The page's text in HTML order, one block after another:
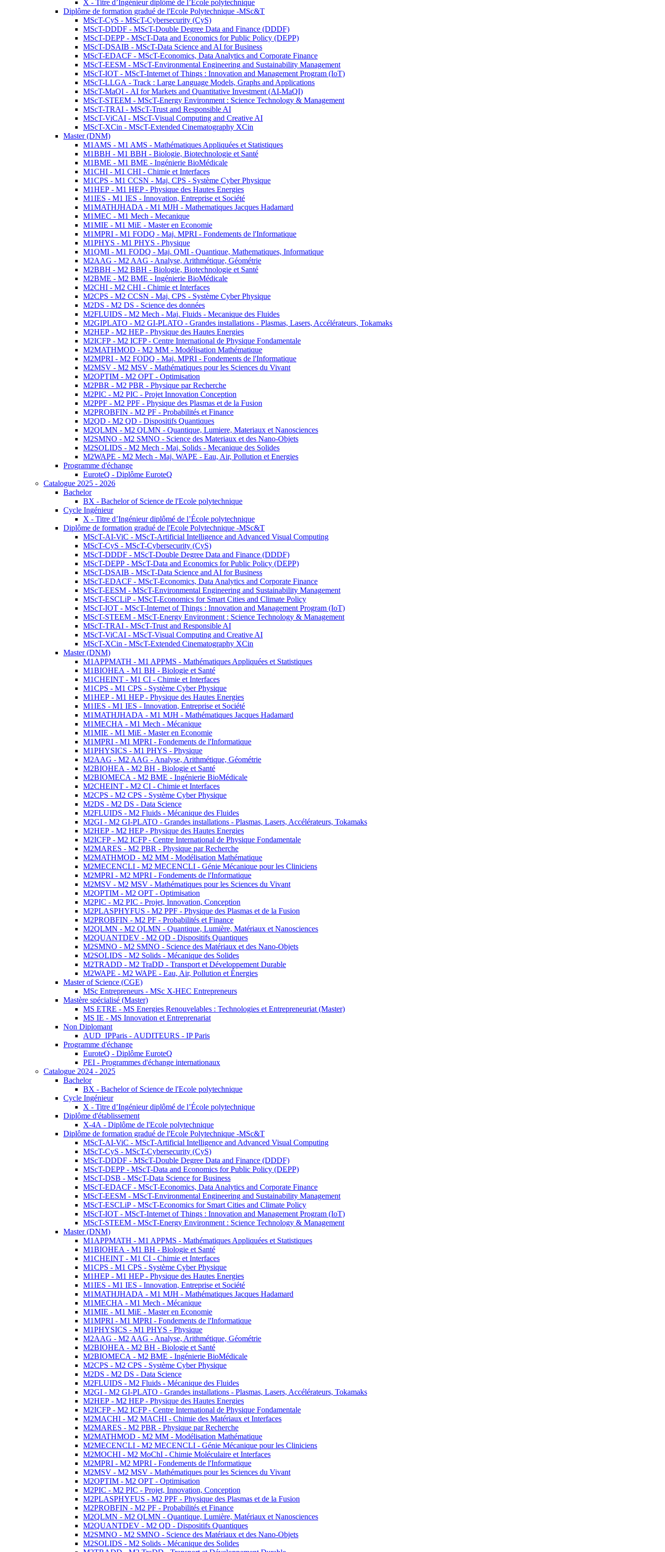
X - Titre d’Ingénieur diplômé de l’École polytechnique
Diplôme de formation gradué de l'Ecole Polytechnique -MSc&T
MScT-CyS - MScT-Cybersecurity (CyS)
MScT-DDDF - MScT-Double Degree Data and Finance (DDDF)
MScT-DEPP - MScT-Data and Economics for Public Policy (DEPP)
MScT-DSAIB - MScT-Data Science and AI for Business
MScT-EDACF - MScT-Economics, Data Analytics and Corporate Finance
MScT-EESM - MScT-Environmental Engineering and Sustainability Management
MScT-IOT - MScT-Internet of Things : Innovation and Management Program (IoT)
MScT-LLGA - Track : Large Language Models, Graphs and Applications
MScT-MaQI - AI for Markets and Quantitative Investment (AI-MaQI)
MScT-STEEM - MScT-Energy Environment : Science Technology & Management
MScT-TRAI - MScT-Trust and Responsible AI
MScT-ViCAI - MScT-Visual Computing and Creative AI
MScT-XCin - MScT-Extended Cinematography XCin
Master (DNM)
M1AMS - M1 AMS - Mathématiques Appliquées et Statistiques
M1BBH - M1 BBH - Biologie, Biotechnologie et Santé
M1BME - M1 BME - Ingénierie BioMédicale
M1CHI - M1 CHI - Chimie et Interfaces
M1CPS - M1 CCSN - Maj. CPS - Système Cyber Physique
M1HEP - M1 HEP - Physique des Hautes Energies
M1IES - M1 IES - Innovation, Entreprise et Société
M1MATHJHADA - M1 MJH - Mathematiques Jacques Hadamard
M1MEC - M1 Mech - Mecanique
M1MIE - M1 MiE - Master en Economie
M1MPRI - M1 FODQ - Maj. MPRI - Fondements de l'Informatique
M1PHYS - M1 PHYS - Physique
M1QMI - M1 FODQ - Maj. QMI - Quantique, Mathematiques, Informatique
M2AAG - M2 AAG - Analyse, Arithmétique, Géométrie
M2BBH - M2 BBH - Biologie, Biotechnologie et Santé
M2BME - M2 BME - Ingénierie BioMédicale
M2CHI - M2 CHI - Chimie et Interfaces
M2CPS - M2 CCSN - Maj. CPS - Système Cyber Physique
M2DS - M2 DS - Science des données
M2FLUIDS - M2 Mech - Maj. Fluids - Mecanique des Fluides
M2GIPLATO - M2 GI-PLATO - Grandes installations - Plasmas, Lasers, Accélérateurs, Tokamaks
M2HEP - M2 HEP - Physique des Hautes Energies
M2ICFP - M2 ICFP - Centre International de Physique Fondamentale
M2MATHMOD - M2 MM - Modélisation Mathématique
M2MPRI - M2 FODQ - Maj. MPRI - Fondements de l'Informatique
M2MSV - M2 MSV - Mathématiques pour les Sciences du Vivant
M2OPTIM - M2 OPT - Optimisation
M2PBR - M2 PBR - Physique par Recherche
M2PIC - M2 PIC - Projet Innovation Conception
M2PPF - M2 PPF - Physique des Plasmas et de la Fusion
M2PROBFIN - M2 PF - Probabilités et Finance
M2QD - M2 QD - Dispositifs Quantiques
M2QLMN - M2 QLMN - Quantique, Lumiere, Materiaux et Nanosciences
M2SMNO - M2 SMNO - Science des Materiaux et des Nano-Objets
M2SOLIDS - M2 Mech - Maj. Solids - Mecanique des Solides
M2WAPE - M2 Mech - Maj. WAPE - Eau, Air, Pollution et Energies
Programme d'échange
EuroteQ - Diplôme EuroteQ
Catalogue 2025 - 2026
Bachelor
BX - Bachelor of Science de l'Ecole polytechnique
Cycle Ingénieur
X - Titre d’Ingénieur diplômé de l’École polytechnique
Diplôme de formation gradué de l'Ecole Polytechnique -MSc&T
MScT-AI-ViC - MScT-Artificial Intelligence and Advanced Visual Computing
MScT-CyS - MScT-Cybersecurity (CyS)
MScT-DDDF - MScT-Double Degree Data and Finance (DDDF)
MScT-DEPP - MScT-Data and Economics for Public Policy (DEPP)
MScT-DSAIB - MScT-Data Science and AI for Business
MScT-EDACF - MScT-Economics, Data Analytics and Corporate Finance
MScT-EESM - MScT-Environmental Engineering and Sustainability Management
MScT-ESCLiP - MScT-Economics for Smart Cities and Climate Policy
MScT-IOT - MScT-Internet of Things : Innovation and Management Program (IoT)
MScT-STEEM - MScT-Energy Environment : Science Technology & Management
MScT-TRAI - MScT-Trust and Responsible AI
MScT-ViCAI - MScT-Visual Computing and Creative AI
MScT-XCin - MScT-Extended Cinematography XCin
Master (DNM)
M1APPMATH - M1 APPMS - Mathématiques Appliquées et Statistiques
M1BIOHEA - M1 BH - Biologie et Santé
M1CHEINT - M1 CI - Chimie et Interfaces
M1CPS - M1 CPS - Système Cyber Physique
M1HEP - M1 HEP - Physique des Hautes Energies
M1IES - M1 IES - Innovation, Entreprise et Société
M1MATHJHADA - M1 MJH - Mathématiques Jacques Hadamard
M1MECHA - M1 Mech - Mécanique
M1MIE - M1 MiE - Master en Economie
M1MPRI - M1 MPRI - Fondements de l'Informatique
M1PHYSICS - M1 PHYS - Physique
M2AAG - M2 AAG - Analyse, Arithmétique, Géométrie
M2BIOHEA - M2 BH - Biologie et Santé
M2BIOMECA - M2 BME - Ingénierie BioMédicale
M2CHEINT - M2 CI - Chimie et Interfaces
M2CPS - M2 CPS - Système Cyber Physique
M2DS - M2 DS - Data Science
M2FLUIDS - M2 Fluids - Mécanique des Fluides
M2GI - M2 GI-PLATO - Grandes installations - Plasmas, Lasers, Accélérateurs, Tokamaks
M2HEP - M2 HEP - Physique des Hautes Energies
M2ICFP - M2 ICFP - Centre International de Physique Fondamentale
M2MARES - M2 PBR - Physique par Recherche
M2MATHMOD - M2 MM - Modélisation Mathématique
M2MECENCLI - M2 MECENCLI - Génie Mécanique pour les Cliniciens
M2MPRI - M2 MPRI - Fondements de l'Informatique
M2MSV - M2 MSV - Mathématiques pour les Sciences du Vivant
M2OPTIM - M2 OPT - Optimisation
M2PIC - M2 PIC - Projet, Innovation, Conception
M2PLASPHYFUS - M2 PPF - Physique des Plasmas et de la Fusion
M2PROBFIN - M2 PF - Probabilités et Finance
M2QLMN - M2 QLMN - Quantique, Lumière, Matériaux et Nanosciences
M2QUANTDEV - M2 QD - Dispositifs Quantiques
M2SMNO - M2 SMNO - Science des Matériaux et des Nano-Objets
M2SOLIDS - M2 Solids - Mécanique des Solides
M2TRADD - M2 TraDD - Transport et Développement Durable
M2WAPE - M2 WAPE - Eau, Air, Pollution et Énergies
Master of Science (CGE)
MSc Entrepreneurs - MSc X-HEC Entrepreneurs
Mastère spécialisé (Master)
MS ETRE - MS Energies Renouvelables : Technologies et Entrepreneuriat (Master)
MS IE - MS Innovation et Entreprenariat
Non Diplomant
AUD_IPParis - AUDITEURS - IP Paris
Programme d'échange
EuroteQ - Diplôme EuroteQ
PEI - Programmes d'échange internationaux
Catalogue 2024 - 2025
Bachelor
BX - Bachelor of Science de l'Ecole polytechnique
Cycle Ingénieur
X - Titre d’Ingénieur diplômé de l’École polytechnique
Diplôme d'établissement
X-4A - Diplôme de l'Ecole polytechnique
Diplôme de formation gradué de l'Ecole Polytechnique -MSc&T
MScT-AI-ViC - MScT-Artificial Intelligence and Advanced Visual Computing
MScT-CyS - MScT-Cybersecurity (CyS)
MScT-DDDF - MScT-Double Degree Data and Finance (DDDF)
MScT-DEPP - MScT-Data and Economics for Public Policy (DEPP)
MScT-DSB - MScT-Data Science for Business
MScT-EDACF - MScT-Economics, Data Analytics and Corporate Finance
MScT-EESM - MScT-Environmental Engineering and Sustainability Management
MScT-ESCLiP - MScT-Economics for Smart Cities and Climate Policy
MScT-IOT - MScT-Internet of Things : Innovation and Management Program (IoT)
MScT-STEEM - MScT-Energy Environment : Science Technology & Management
Master (DNM)
M1APPMATH - M1 APPMS - Mathématiques Appliquées et Statistiques
M1BIOHEA - M1 BH - Biologie et Santé
M1CHEINT - M1 CI - Chimie et Interfaces
M1CPS - M1 CPS - Système Cyber Physique
M1HEP - M1 HEP - Physique des Hautes Energies
M1IES - M1 IES - Innovation, Entreprise et Société
M1MATHJHADA - M1 MJH - Mathématiques Jacques Hadamard
M1MECHA - M1 Mech - Mécanique
M1MIE - M1 MiE - Master en Economie
M1MPRI - M1 MPRI - Fondements de l'Informatique
M1PHYSICS - M1 PHYS - Physique
M2AAG - M2 AAG - Analyse, Arithmétique, Géométrie
M2BIOHEA - M2 BH - Biologie et Santé
M2BIOMECA - M2 BME - Ingénierie BioMédicale
M2CPS - M2 CPS - Système Cyber Physique
M2DS - M2 DS - Data Science
M2FLUIDS - M2 Fluids - Mécanique des Fluides
M2GI - M2 GI-PLATO - Grandes installations - Plasmas, Lasers, Accélérateurs, Tokamaks
M2HEP - M2 HEP - Physique des Hautes Energies
M2ICFP - M2 ICFP - Centre International de Physique Fondamentale
M2MACHI - M2 MACHI - Chimie des Matériaux et Interfaces
M2MARES - M2 PBR - Physique par Recherche
M2MATHMOD - M2 MM - Modélisation Mathématique
M2MECENCLI - M2 MECENCLI - Génie Mécanique pour les Cliniciens
M2MOCHI - M2 MoChI - Chimie Moléculaire et Interfaces
M2MPRI - M2 MPRI - Fondements de l'Informatique
M2MSV - M2 MSV - Mathématiques pour les Sciences du Vivant
M2OPTIM - M2 OPT - Optimisation
M2PIC - M2 PIC - Projet, Innovation, Conception
M2PLASPHYFUS - M2 PPF - Physique des Plasmas et de la Fusion
M2PROBFIN - M2 PF - Probabilités et Finance
M2QLMN - M2 QLMN - Quantique, Lumière, Matériaux et Nanosciences
M2QUANTDEV - M2 QD - Dispositifs Quantiques
M2SMNO - M2 SMNO - Science des Matériaux et des Nano-Objets
M2SOLIDS - M2 Solids - Mécanique des Solides